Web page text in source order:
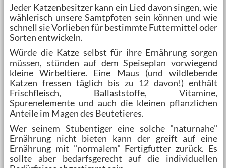
Jeder Katzenbesitzer kann ein Lied davon singen, wie
wählerisch unsere Samtpfoten sein können und wie
schnell sie Vorlieben für bestimmte Futtermittel oder
Sorten entwickeln.
Würde die Katze selbst für ihre Ernährung sorgen
müssen, stünden auf dem Speiseplan vorwiegend
kleine Wirbeltiere. Eine Maus (und wildlebende
Katzen fressen täglich bis zu 12 davon!) enthält
Frischfleisch, Ballaststoffe, Vitamine,
Spurenelemente und auch die kleinen pflanzlichen
Anteile im Magen des Beutetieres.
Wer seinem Stubentiger eine solche "naturnahe"
Ernährung nicht bieten kann der greift auf eine
Ernährung mit "normalem" Fertigfutter zurück. Es
sollte aber bedarfsgerecht auf die individuellen